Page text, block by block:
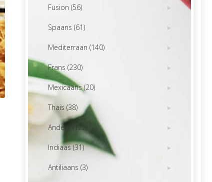
Fusion (56)
Spaans (61)
Mediterraan (140)
Frans (230)
Mexicaans (20)
Thais (38)
Anders (122)
Indiaas (31)
Antiliaans (3)